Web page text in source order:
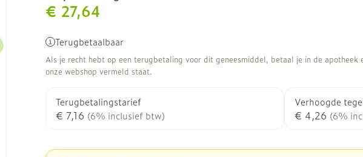
€ 27,64
Terugbetaalbaar
Als je recht hebt op een terugbetaling voor dit geneesmiddel, betaal je in de
onze webshop vermeld staat.
Terugbetalingstarief
€ 7,16 (6% inclusief btw)
Verhoogde
€ 4,26 (6%